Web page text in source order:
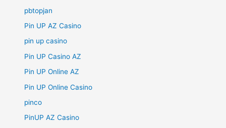
pbtopjan
Pin UP AZ Casino
pin up casino
Pin UP Casino AZ
Pin UP Online AZ
Pin UP Online Casino
pinco
PinUP AZ Casino